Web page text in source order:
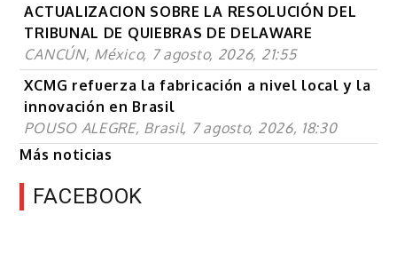
ACTUALIZACION SOBRE LA RESOLUCIÓN DEL
TRIBUNAL DE QUIEBRAS DE DELAWARE
CANCÚN, México, 7 agosto, 2026, 21:55
XCMG refuerza la fabricación a nivel local y la
innovación en Brasil
POUSO ALEGRE, Brasil, 7 agosto, 2026, 18:30
Más noticias
FACEBOOK